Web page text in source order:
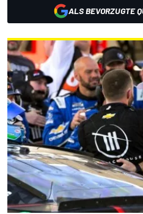
ALS BEVORZUGTE